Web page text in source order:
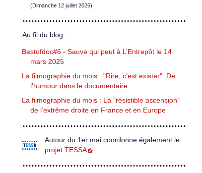
(Dimanche 12 juillet 2026)
Au fil du blog :
Bestofdoc#6 - Sauve qui peut à L’Entrepôt le 14
mars 2025
La filmographie du mois : "Rire, c’est exister". De
l’humour dans le documentaire
La filmographie du mois : La "résistible ascension"
de l’extrême droite en France et en Europe
Autour du 1er mai coordonne également le
projet TESSA